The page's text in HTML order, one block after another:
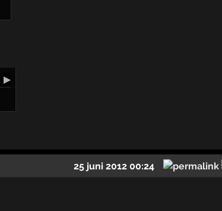
▶
25 juni 2012 00:24